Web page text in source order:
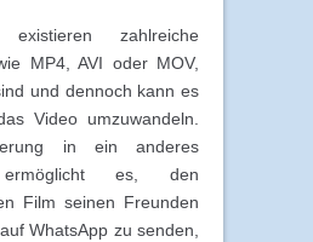
zahlreiche
MP4, AVI oder MOV,
und dennoch kann es
Video umzuwandeln.
in ein anderes
ermöglicht es, den
Film seinen Freunden
WhatsApp zu senden,